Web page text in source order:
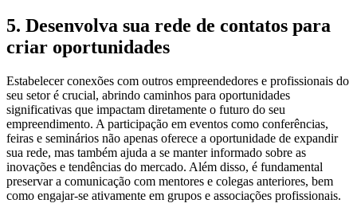
5. Desenvolva sua rede de contatos para
criar oportunidades
Estabelecer conexões com outros empreendedores e profissionais do
seu setor é crucial, abrindo caminhos para oportunidades
significativas que impactam diretamente o futuro do seu
empreendimento. A participação em eventos como conferências,
feiras e seminários não apenas oferece a oportunidade de expandir
sua rede, mas também ajuda a se manter informado sobre as
inovações e tendências do mercado. Além disso, é fundamental
preservar a comunicação com mentores e colegas anteriores, bem
como engajar-se ativamente em grupos e associações profissionais.